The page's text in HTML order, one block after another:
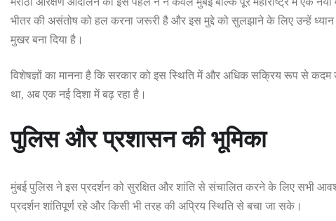
भीतर की असंतोष को हल करना जरूरी है और इस मुद्दे को सुलझाने के लिए उन्हें
मुखर बना दिया है।
विशेषज्ञों का मानना है कि सरकार को इस स्थिति में और अधिक सक्रिय रूप से
था, अब एक नई दिशा में बढ़ रहा है।
पुलिस और प्रशासन की भूमिका
मुंबई पुलिस ने इस प्रदर्शन को सुरक्षित और शांति से संचालित करने के लिए सभी
प्रदर्शन शांतिपूर्ण रहे और किसी भी तरह की अप्रिय स्थिति से बचा जा सके।